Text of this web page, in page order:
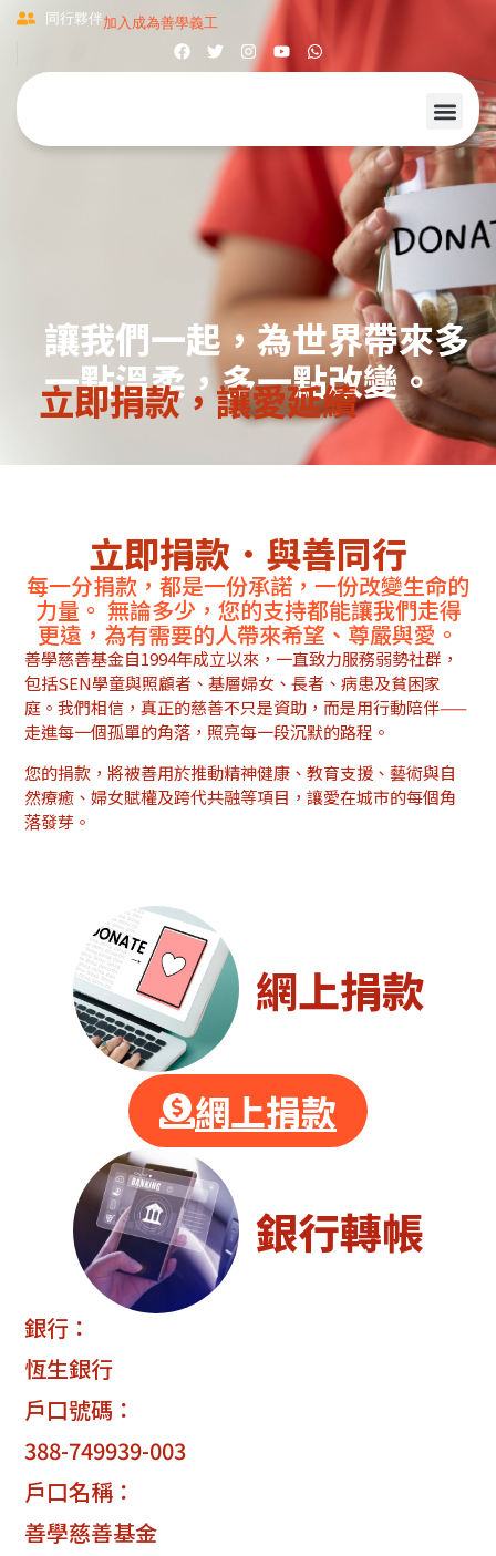
同行夥伴加入成為善學義工
讓我們一起，為世界帶來多
一點溫柔，多一點改變。
立即捐款，讓愛延續
立即捐款．與善同行
每一分捐款，都是一份承諾，一份改變生命的
力量。 無論多少，您的支持都能讓我們走得
更遠，為有需要的人帶來希望、尊嚴與愛。
善學慈善基金自1994年成立以來，一直致力服務弱勢社群，
包括SEN學童與照顧者、基層婦女、長者、病患及貧困家
庭。我們相信，真正的慈善不只是資助，而是用行動陪伴——
走進每一個孤單的角落，照亮每一段沉默的路程。
您的捐款，將被善用於推動精神健康、教育支援、藝術與自
然療癒、婦女賦權及跨代共融等項目，讓愛在城市的每個角
落發芽。
網上捐款
網上捐款
銀行轉帳
銀行：
恆生銀行
戶口號碼：
388-749939-003
戶口名稱：
善學慈善基金